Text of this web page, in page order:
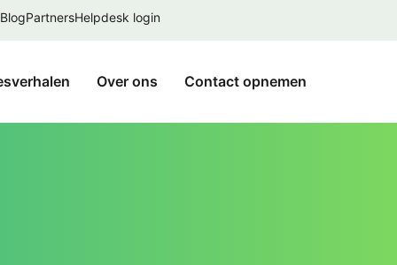
BlogPartnersHelpdesk login
Over ons Contact opnemen